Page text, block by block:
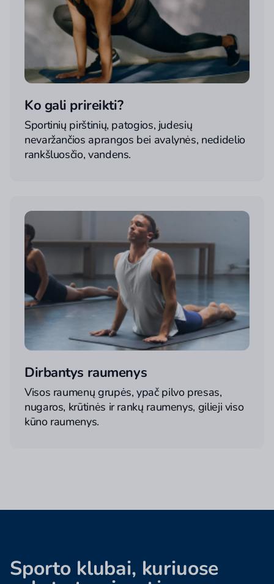
Ko gali prireikti?
Sportinių pirštinių, patogios, judesių
nevaržančios aprangos bei avalynės, nedidelio
rankšluosčio, vandens.
Dirbantys raumenys
Visos raumenų grupės, ypač pilvo presas,
nugaros, krūtinės ir rankų raumenys, gilieji viso
kūno raumenys.
Sporto klubai, kuriuose